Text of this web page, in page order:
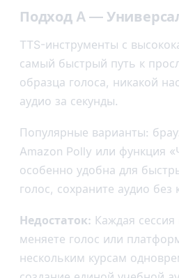
Подход A —
TTS-инструменты с
самый быстрый путь к
образца голоса, никакой
аудио за секунды.
Популярные варианты:
Amazon Polly или функция
особенно удобна для
голос, сохраните аудио без
Недостаток: Каждая
меняете голос или
нескольким курсам